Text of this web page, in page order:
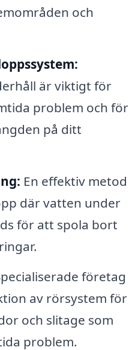
och
är viktigt för
problem och för
på ditt
En effektiv metod
där vatten under
för att spola bort
företag
av rörsystem för
och slitage som
problem.